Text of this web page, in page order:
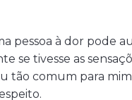
pessoa à dor pode
se tivesse as
tão comum para